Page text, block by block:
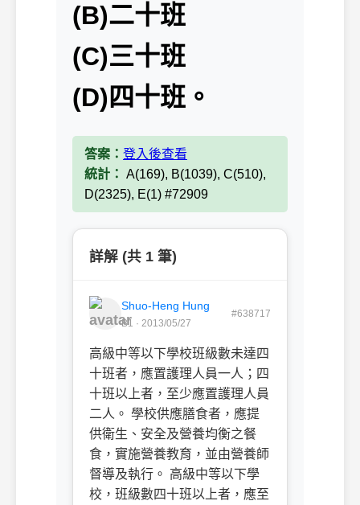
(B)二十班
(C)三十班
(D)四十班。
答案： 登入後查看
統計： A(169), B(1039), C(510),
D(2325), E(1) #72909
詳解 (共 1 筆)
Shuo-Heng Hung
B1 · 2013/05/27
#638717
高級中等以下學校班級數未達四
十班者，應置護理人員一人；四
十班以上者，至少應置護理人員
二人。 學校供應膳食者，應提
供衛生、安全及營養均衡之餐
食，實施營養教育，並由營養師
督導及執行。 高級中等以下學
校，班級數四十班以上者，應至